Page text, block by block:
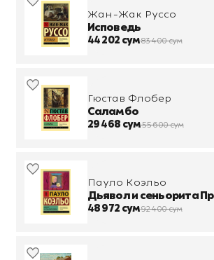
Жан-Жак Руссо
Исповедь
44 202 сум83 400 сум
Гюстав Флобер
Саламбо
29 468 сум55 600 сум
Пауло Коэльо
Дьявол и сеньорита
48 972 сум92 400 сум